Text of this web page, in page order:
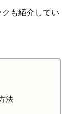
も紹介してい
法